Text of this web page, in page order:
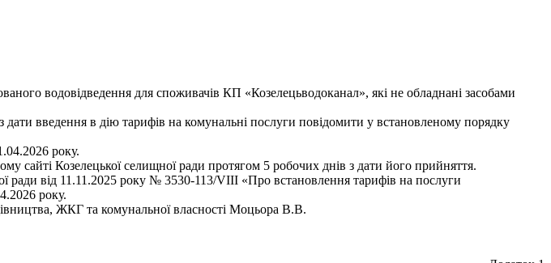
водовідведення для споживачів КП «Козелецьводоканал», які не обладнані засобами
введення в дію тарифів на комунальні послуги повідомити у встановленому порядку
року.
сайті Козелецької селищної ради протягом 5 робочих днів з дати його прийняття.
ради від 11.11.2025 року № 3530-113/VIII «Про встановлення тарифів на послуги
року.
ЖКГ та комунальної власності Моцьора В.В.